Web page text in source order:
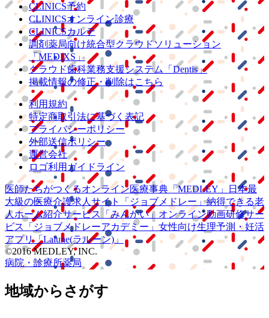
CLINICS予約
CLINICSオンライン診療
CLINICSカルテ
調剤薬局向け統合型クラウドソリューション
「MEDIXS」
クラウド歯科業務支援システム
「Dentis」
掲載情報の修正・削除はこちら
利用規約
特定商取引法に基づく表記
プライバシーポリシー
外部送信ポリシー
運営会社
ロゴ利用ガイドライン
医師たちがつくるオンライン医療事典 「MEDLEY」
日本最
大級の医療介護求人サイト 「ジョブメドレー」納得できる老
人ホーム紹介サービス
「みんかい」 オンライン動画研修サー
ビス
「ジョブメドレーアカデミー」 女性向け生理予測・妊活
アプリ「Lalune(ラルーン)」
©2016 MEDLEY, INC.
病院・診療所薬局
地域からさがす